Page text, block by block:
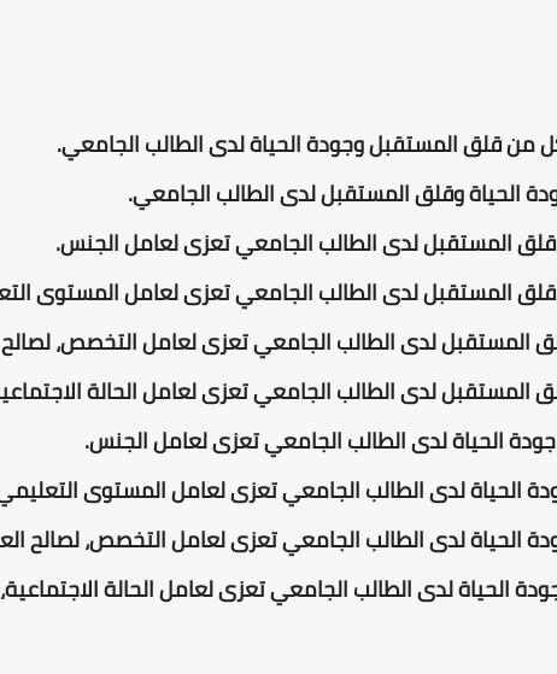
الحياة لدى الطالب الجامعي تعزى لعامل الحالة الاجتماعية،